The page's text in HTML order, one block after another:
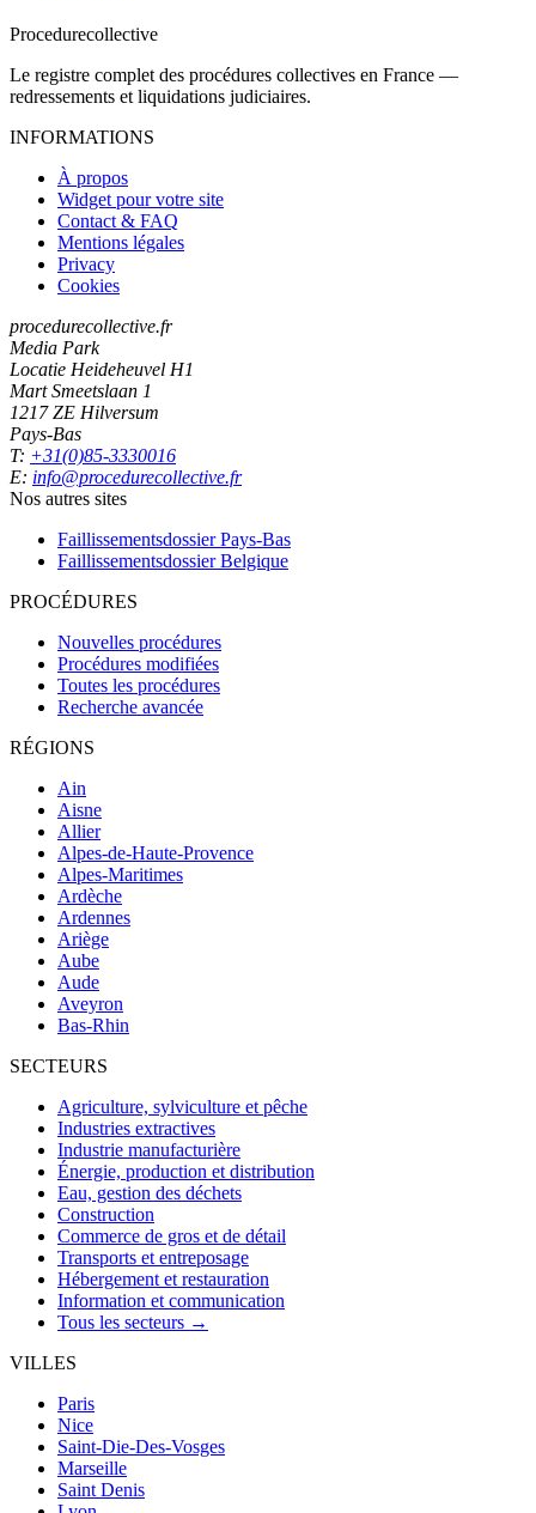
Procedurecollective
Le registre complet des procédures collectives en France —
redressements et liquidations judiciaires.
INFORMATIONS
À propos
Widget pour votre site
Contact & FAQ
Mentions légales
Privacy
Cookies
procedurecollective.fr
Media Park
Locatie Heideheuvel H1
Mart Smeetslaan 1
1217 ZE Hilversum
Pays-Bas
T: +31(0)85-3330016
E: info@procedurecollective.fr
Nos autres sites
Faillissementsdossier Pays-Bas
Faillissementsdossier Belgique
PROCÉDURES
Nouvelles procédures
Procédures modifiées
Toutes les procédures
Recherche avancée
RÉGIONS
Ain
Aisne
Allier
Alpes-de-Haute-Provence
Alpes-Maritimes
Ardèche
Ardennes
Ariège
Aube
Aude
Aveyron
Bas-Rhin
SECTEURS
Agriculture, sylviculture et pêche
Industries extractives
Industrie manufacturière
Énergie, production et distribution
Eau, gestion des déchets
Construction
Commerce de gros et de détail
Transports et entreposage
Hébergement et restauration
Information et communication
Tous les secteurs →
VILLES
Paris
Nice
Saint-Die-Des-Vosges
Marseille
Saint Denis